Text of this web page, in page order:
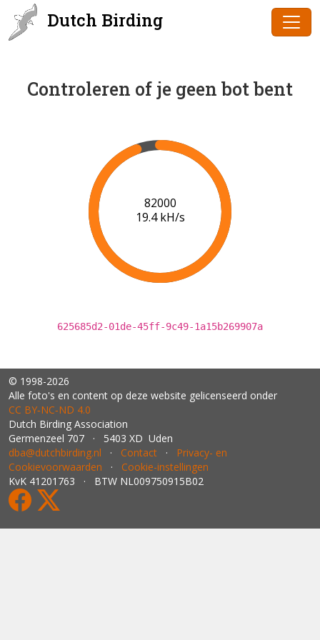
Dutch Birding
Controleren of je geen bot bent
84000
19.5 kH/s
625685d2-01de-45ff-9c49-1a15b269907a
© 1998-2026
Alle foto's en content op deze website gelicenseerd onder
CC BY‑NC‑ND 4.0
Dutch Birding Association
Germenzeel 707 · 5403 XD Uden
dba@dutchbirding.nl · Contact · Privacy- en
Cookievoorwaarden · Cookie-instellingen
KvK 41201763 · BTW NL009750915B02